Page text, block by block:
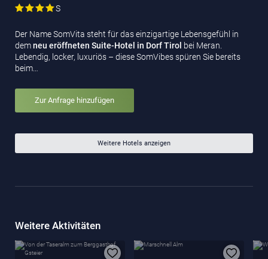
S
Der Name SomVita steht für das einzigartige Lebensgefühl in
demneu eröffneten Suite-Hotel in Dorf Tirol bei Meran.
Lebendig, locker, luxuriös – diese SomVibes spüren Sie bereits
beim…
Zur Anfrage hinzufügen
Weitere Hotels anzeigen
Weitere Aktivitäten